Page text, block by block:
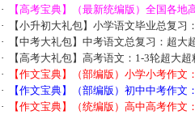
·
【高考宝典】（最新统编版）全国各地
·
【小升初大礼包】小学语文毕业总复习
·
【中考大礼包】中考语文总复习：超大
·
【高考大礼包】高考语文：1-3轮超大
·
【作文宝典】（部编版）小学小考作
·
【作文宝典】（部编版）初中中考作
·
【作文宝典】（统编版）高中高考作